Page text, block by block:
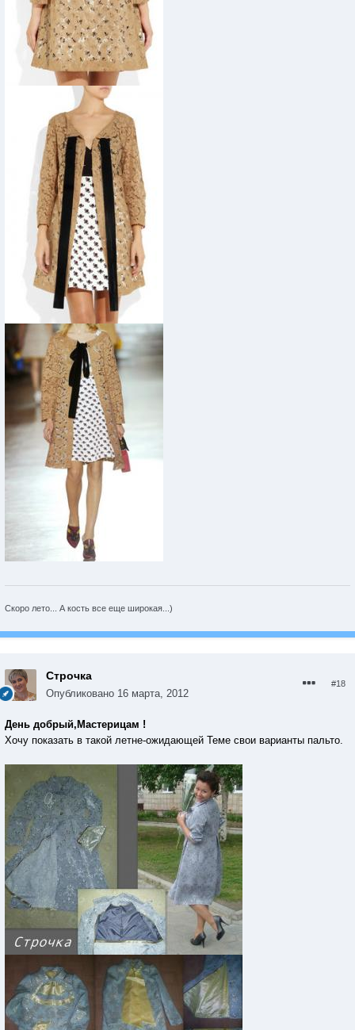
Скоро лето... А кость все еще широкая...)
Строчка
Опубликовано 16 марта, 2012
#18
День добрый,Мастерицам !
Хочу показать в такой летне-ожидающей Теме свои варианты пальто.